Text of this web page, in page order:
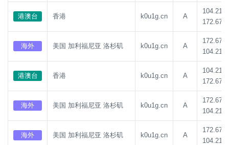
港澳台 香港 k0u1g.cn A
海外 美国 加利福尼亚 洛杉矶 k0u1g.cn A
港澳台 香港 k0u1g.cn A
海外 美国 加利福尼亚 洛杉矶 k0u1g.cn A
海外 美国 加利福尼亚 洛杉矶 k0u1g.cn A